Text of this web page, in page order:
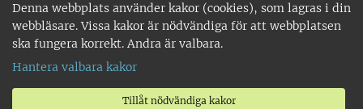
Denna webbplats använder kakor (cookies), som lagras i din
webbläsare. Vissa kakor är nödvändiga för att webbplatsen
ska fungera korrekt. Andra är valbara.
Hantera valbara kakor
Tillåt nödvändiga kakor